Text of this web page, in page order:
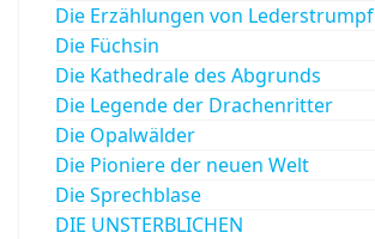
Die Erzählungen von Lederstrumpf
Die Füchsin
Die Kathedrale des Abgrunds
Die Legende der Drachenritter
Die Opalwälder
Die Pioniere der neuen Welt
Die Sprechblase
DIE UNSTERBLICHEN